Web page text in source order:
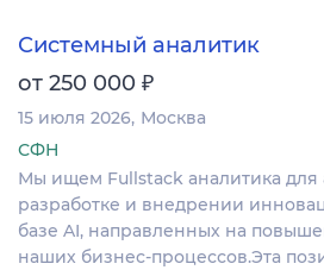
Системный аналитик
от 250 000 ₽
15 июля 2026 Москва
СФН
Мы ищем Fullstack аналитика для
разработке и внедрении
базе AI, направленных на
наших бизнес-процессов.Эта